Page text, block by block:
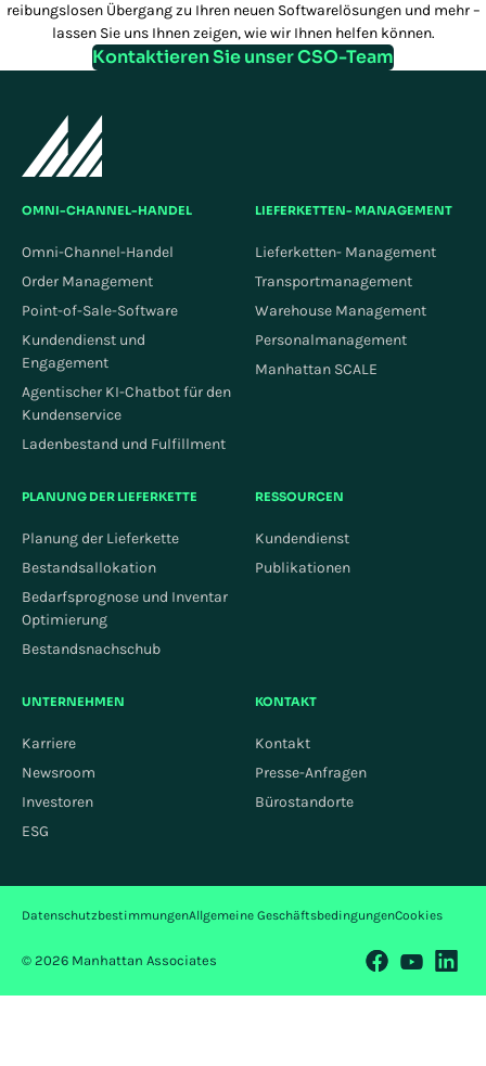
reibungslosen Übergang zu Ihren neuen Softwarelösungen und mehr –
lassen Sie uns Ihnen zeigen, wie wir Ihnen helfen können.
Kontaktieren Sie unser CSO-Team
OMNI-CHANNEL-HANDEL
Omni-Channel-Handel
Order Management
Point-of-Sale-Software
Kundendienst und
Engagement
Agentischer KI-Chatbot für den
Kundenservice
Ladenbestand und Fulfillment
LIEFERKETTEN- MANAGEMENT
Lieferketten- Management
Transportmanagement
Warehouse Management
Personalmanagement
Manhattan SCALE
PLANUNG DER LIEFERKETTE
Planung der Lieferkette
Bestandsallokation
Bedarfsprognose und Inventar
Optimierung
Bestandsnachschub
RESSOURCEN
Kundendienst
Publikationen
UNTERNEHMEN
Karriere
Newsroom
Investoren
ESG
KONTAKT
Kontakt
Presse-Anfragen
Bürostandorte
© 2026 Manhattan Associates
DatenschutzbestimmungenAllgemeine GeschäftsbedingungenCookies